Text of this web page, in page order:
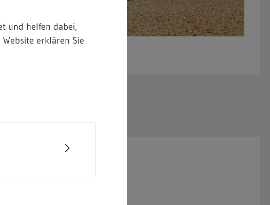
und helfen dabei,
erklären Sie